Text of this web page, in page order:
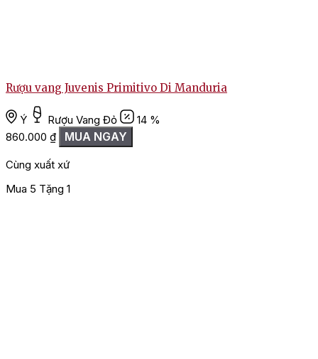
Rượu vang Juvenis Primitivo Di Manduria
Ý Rượu Vang Đỏ
14 %
860.000 ₫ MUA NGAY
Cùng xuất xứ
Mua 5 Tặng 1